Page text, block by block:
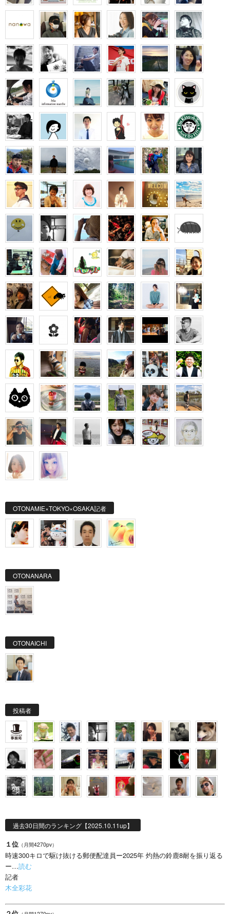
OTONAMIE×TOKYO×OSAKA記者
OTONANARA
OTONAICHI
投稿者
過去30日間のランキング【2025.10.11up】
１位 （月間4270pv）
時速300キロで駆け抜ける郵便配達員ー2025年 灼熱の鈴鹿8耐を振り返る
ー…読む
記者
木全彩花